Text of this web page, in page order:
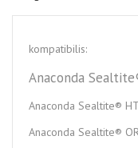
kompatibilis:
Anaconda
Anaconda Sealtite®
Anaconda Sealtite®